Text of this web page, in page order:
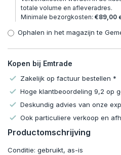
totale volume en afleveradres.
Minimale bezorgkosten: €89,00
Ophalen in het magazijn te
Kopen bij Emtrade
Zakelijk op factuur bestellen *
Hoge klantbeoordeling 9,2 op
Deskundig advies van onze
Ook particuliere verkoop en
Productomschrijving
Conditie: gebruikt, as-is